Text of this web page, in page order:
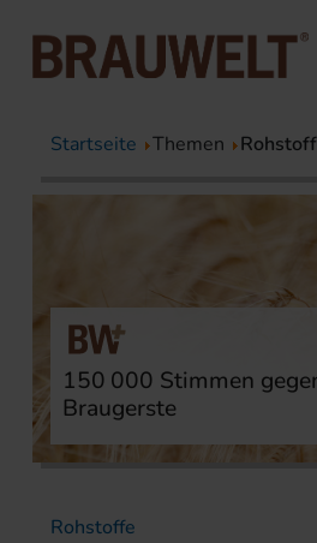
Startseite Themen
150 000 Stimmen
Braugerste
Rohstoffe